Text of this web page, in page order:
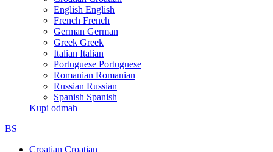
English English
French French
German German
Greek Greek
Italian Italian
Portuguese Portuguese
Romanian Romanian
Russian Russian
Spanish Spanish
Kupi odmah
BS
Croatian Croatian